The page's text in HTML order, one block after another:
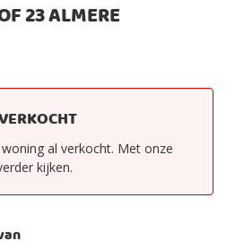
23 ALMERE
al verkocht. Met onze
kijken.